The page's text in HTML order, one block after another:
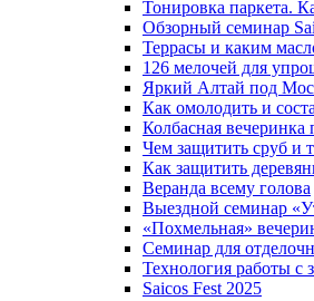
Тонировка паркета.
Обзорный семинар
Террасы и каким
126 мелочей для
Яркий Алтай под
Как омолодить и
Колбасная
Чем защитить сруб и
Как защитить
Веранда всему голова
Выездной семинар
«Похмельная»
Семинар для
Технология работы
Saicos Fest 2025